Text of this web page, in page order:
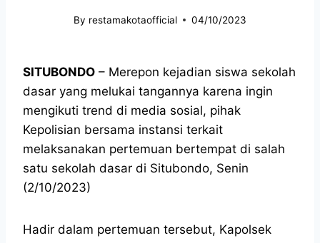
By restamakotaofficial 04/10/2023
SITUBONDO – Merepon kejadian siswa sekolah
dasar yang melukai tangannya karena ingin
mengikuti trend di media sosial, pihak
Kepolisian bersama instansi terkait
melaksanakan pertemuan bertempat di salah
satu sekolah dasar di Situbondo, Senin
(2/10/2023)
Hadir dalam pertemuan tersebut, Kapolsek